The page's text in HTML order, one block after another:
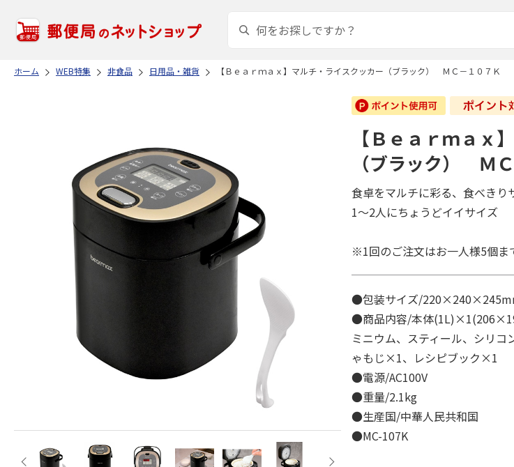
ホーム WEB特集 非食品 日用品・雑貨 【Ｂｅａｒｍａｘ】マルチ・ライスクッカー（ブラック） ＭＣ－１０７Ｋ
【Ｂｅａｒｍａｘ
（ブラック） Ｍ
食卓をマルチに彩る、食べき
1～2人にちょうどイイサイズ
※1回のご注文はお一人様5個ま
●包装サイズ/
●商品内容/本体
ミニウム、スティール、シリ
ゃもじ×1、レシピブック×1
●電源/AC100V
●重量/2.1kg
●生産国/中華人民共和国
●MC-107K